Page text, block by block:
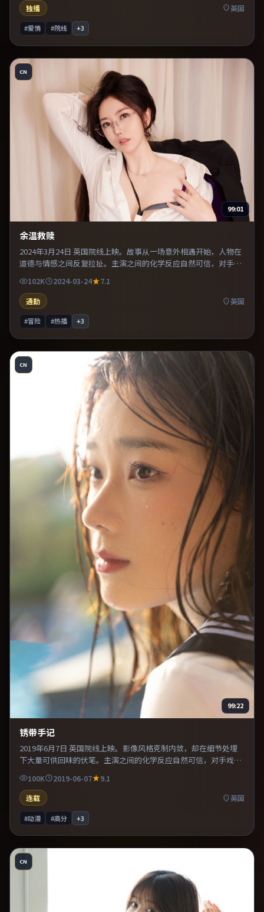
独播
英国
#爱情 #院线 +3
CN
99:01
余温救赎
2024年3月24日 英国院线上映。故事从一场意外相遇开始，人物在
道德与情感之间反复拉扯。主演之间的化学反应自然可信，对手戏
张力贯穿全片。既有类型片爽感，也保留作者表达，口碑潜力不
俗。
102K 2024-03-24
7.1
通勤
英国
#冒险 #热播 +3
CN
99:22
锈带手记
2019年6月7日 英国院线上映。影像风格克制内敛，却在细节处埋
下大量可供回味的伏笔。主演之间的化学反应自然可信，对手戏张
力贯穿全片。整体完成度较高，适合周末一口气看完。
100K 2019-06-07
9.1
连载
英国
#动漫 #高分 +3
CN